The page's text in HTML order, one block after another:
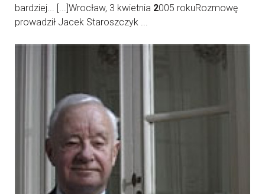
bardziej... [...]Wrocław, 3 kwietnia 2005 rokuRozmowę
prowadził Jacek Staroszczyk ...